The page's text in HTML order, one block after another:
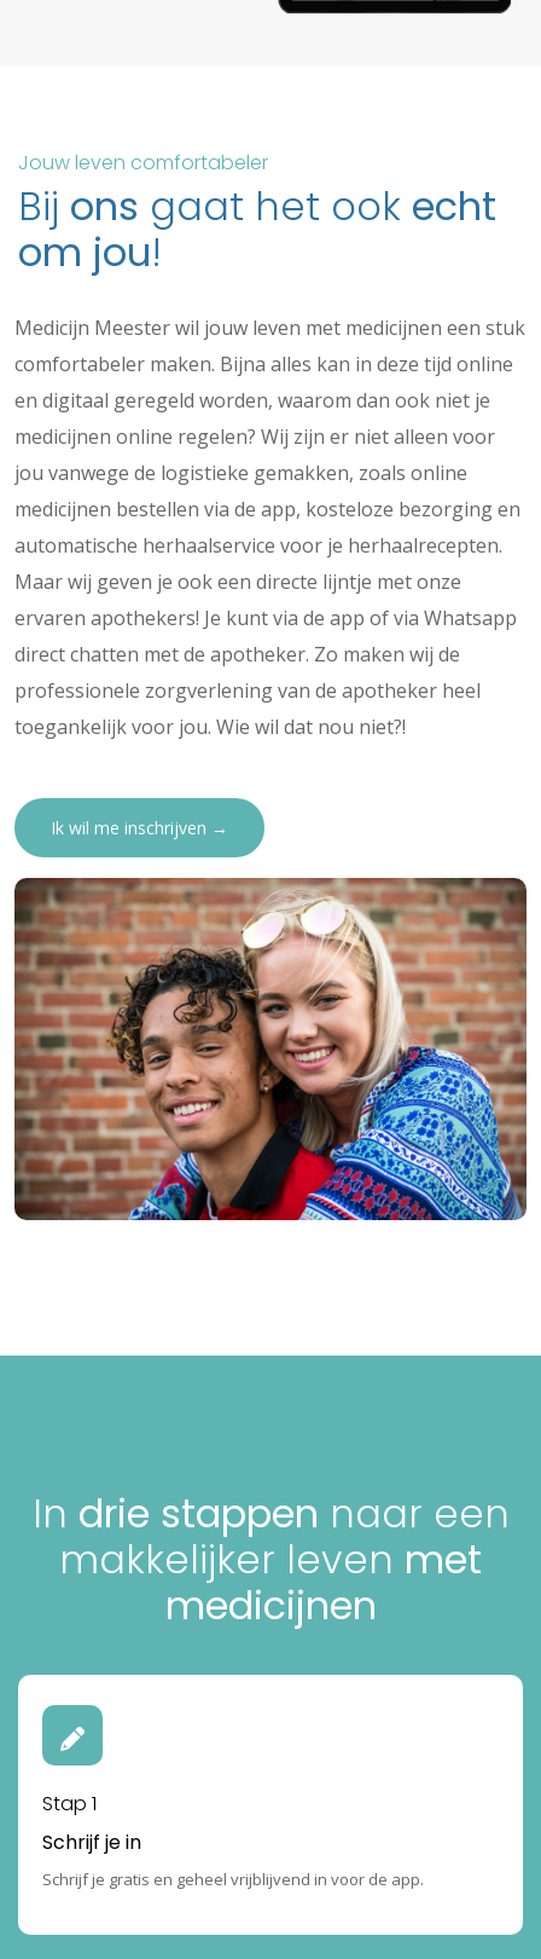
Jouw leven comfortabeler
Bij ons gaat het ook echt
om jou!
Medicijn Meester wil jouw leven met medicijnen een stuk
comfortabeler maken. Bijna alles kan in deze tijd online
en digitaal geregeld worden, waarom dan ook niet je
medicijnen online regelen? Wij zijn er niet alleen voor
jou vanwege de logistieke gemakken, zoals online
medicijnen bestellen via de app, kosteloze bezorging en
automatische herhaalservice voor je herhaalrecepten.
Maar wij geven je ook een directe lijntje met onze
ervaren apothekers! Je kunt via de app of via Whatsapp
direct chatten met de apotheker. Zo maken wij de
professionele zorgverlening van de apotheker heel
toegankelijk voor jou. Wie wil dat nou niet?!
Ik wil me inschrijven →
In drie stappen naar een
makkelijker leven met
medicijnen
Stap 1
Schrijf je in
Schrijf je gratis en geheel vrijblijvend in voor de app.